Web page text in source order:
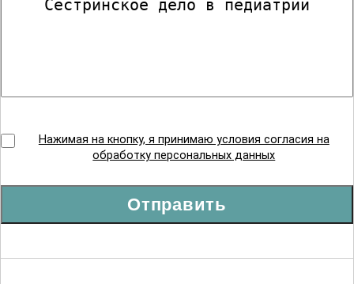
Нажимая на кнопку, я принимаю условия согласия на
обработку персональных данных
Отправить